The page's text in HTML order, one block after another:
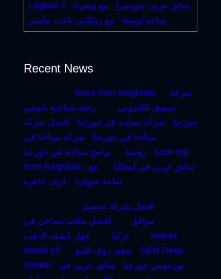
Legend 2
سائق عربى سويسرا
بيع وشراء
ساعة أوميغا
بيع رولكس ياخت ماستر
Recent News
tours from hurghada
شركة
تسويق الكتروني
رحلة سياحية باتومي
جورجيا
شركة سياحة في جورجيا
افضل شركة
سياحة في جورجيا
شركة سياحة في
روسيا
برامج سياحة في جورجيا
luxor trip
from hurghada
سائق عربي في إيطاليا
بيع
ساعة شوبارد
غرف جاهزة
افضل شركة تصميم
مواقع
افضل مكتب سياحي في
تركيا
جهاز كشف الذهب
Hakan
Model 15
شقق روف للبيع
GER Deep
Seeker
بورجومي جورجيا
سائق عربي في